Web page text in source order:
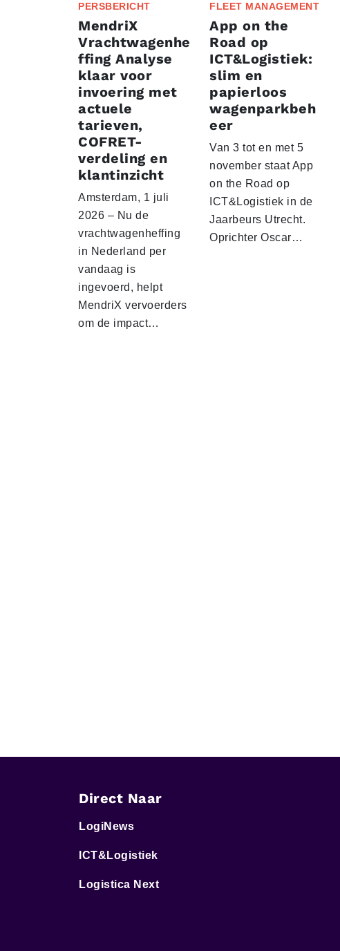
PERSBERICHT
MendriX
Vrachtwagenhe
ffing Analyse
klaar voor
invoering met
actuele
tarieven,
COFRET-
verdeling en
klantinzicht
Amsterdam, 1 juli
2026 – Nu de
vrachtwagenheffing
in Nederland per
vandaag is
ingevoerd, helpt
MendriX vervoerders
om de impact…
FLEET MANAGEMENT
App on the
Road op
ICT&Logistiek:
slim en
papierloos
wagenparkbeh
eer
Van 3 tot en met 5
november staat App
on the Road op
ICT&Logistiek in de
Jaarbeurs Utrecht.
Oprichter Oscar…
Direct Naar
LogiNews
ICT&Logistiek
Logistica Next